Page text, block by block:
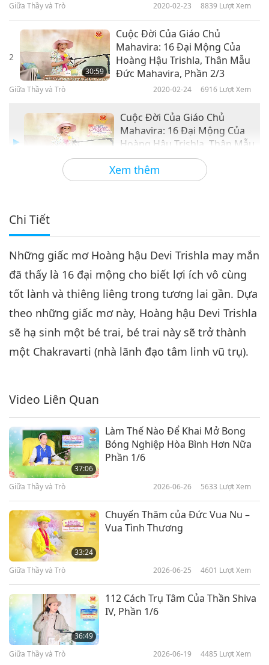
Xem thêm
Giữa Thầy và Trò 2020-02-23 8839 Lượt Xem
2
30:59
Cuộc Đời Của Giáo Chủ
Mahavira: 16 Đại Mộng Của
Hoàng Hậu Trishla, Thân Mẫu
Đức Mahavira, Phần 2/3
Giữa Thầy và Trò 2020-02-24 6916 Lượt Xem
Cuộc Đời Của Giáo Chủ
Mahavira: 16 Đại Mộng Của
Hoàng Hậu Trishla, Thân Mẫu
Đức Mahavira, Phần 3/3
Giữa Thầy và Trò 2020-02-25 6871
Chi Tiết
Những giấc mơ Hoàng hậu Devi Trishla may mắn
đã thấy là 16 đại mộng cho biết lợi ích vô cùng
tốt lành và thiêng liêng trong tương lai gần. Dựa
theo những giấc mơ này, Hoàng hậu Devi Trishla
sẽ hạ sinh một bé trai, bé trai này sẽ trở thành
một Chakravarti (nhà lãnh đạo tâm linh vũ trụ).
Video Liên Quan
37:06
Làm Thế Nào Để Khai Mở Bong
Bóng Nghiệp Hòa Bình Hơn Nữa
Phần 1/6
Giữa Thầy và Trò 2026-06-26 5633 Lượt Xem
33:24
Chuyến Thăm của Đức Vua Nu –
Vua Tình Thương
Giữa Thầy và Trò 2026-06-25 4601 Lượt Xem
36:49
112 Cách Trụ Tâm Của Thần Shiva
IV, Phần 1/6
Giữa Thầy và Trò 2026-06-19 4485 Lượt Xem